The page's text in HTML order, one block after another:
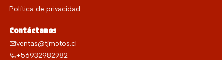
Política de privacidad
Contáctanos
ventas@tjmotos.cl
+56932982982